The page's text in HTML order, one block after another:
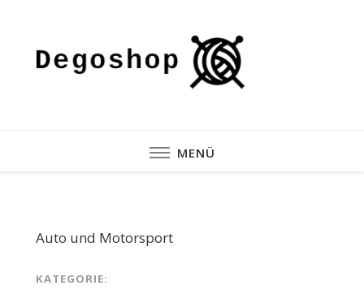
MENÜ
Auto und Motorsport
KATEGORIE: